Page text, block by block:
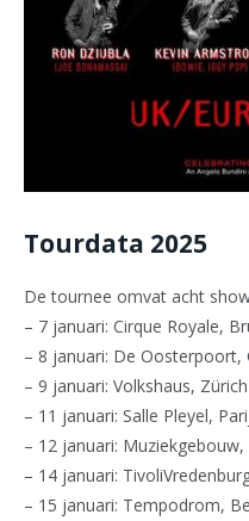
Tourdata 2025
De tournee omvat acht
– 7 januari: Cirque Royale,
– 8 januari: De Oosterpoort,
– 9 januari: Volkshaus, Zürich
– 11 januari: Salle Pleyel,
– 12 januari: Muziekgebouw,
– 14 januari:
– 15 januari: Tempodrom,